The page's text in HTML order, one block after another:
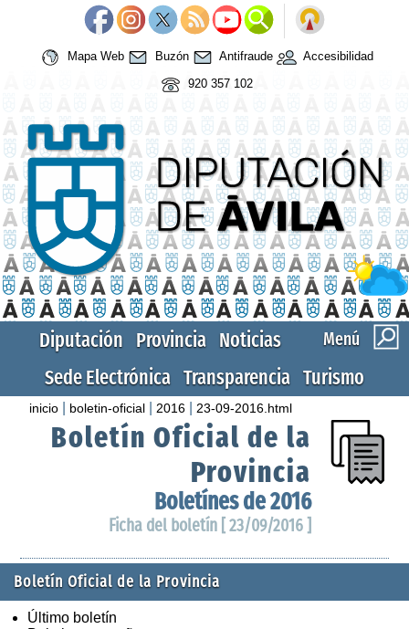
Mapa Web Buzón Antifraude
Accesibilidad
920 357 102
Menú
Diputación Provincia Noticias
Sede Electrónica Transparencia Turismo
inicio boletin-oficial 2016 23-09-2016.html
Boletín Oficial de la
Provincia
Boletínes de 2016
Ficha del boletín [ 23/09/2016 ]
Boletín Oficial de la Provincia
Último boletín